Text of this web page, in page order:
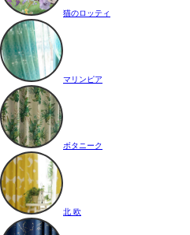
猫のロッティ
マリンピア
ボタニーク
北 欧